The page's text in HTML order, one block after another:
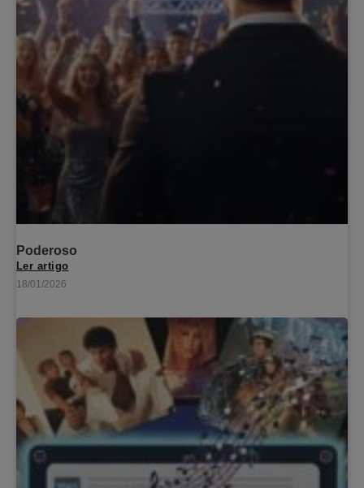
Poderoso
Ler artigo
18/01/2026